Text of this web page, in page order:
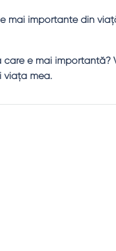
mai importante din
e mai importantă?
viaţa mea.